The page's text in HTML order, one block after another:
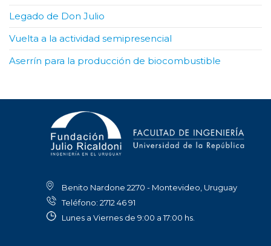
Legado de Don Julio
Vuelta a la actividad semipresencial
Aserrín para la producción de biocombustible
Benito Nardone 2270 - Montevideo, Uruguay
Teléfono: 2712 46 91
Lunes a Viernes de 9:00 a 17:00 hs.